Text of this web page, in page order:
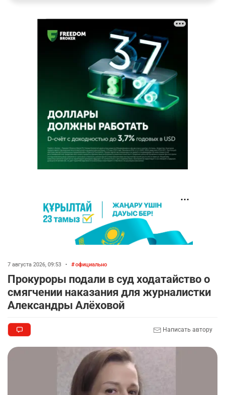
7 августа 2026, 09:53 • официально
Прокуроры подали в суд ходатайство о
смягчении наказания для журналистки
Александры Алёховой
Написать автору